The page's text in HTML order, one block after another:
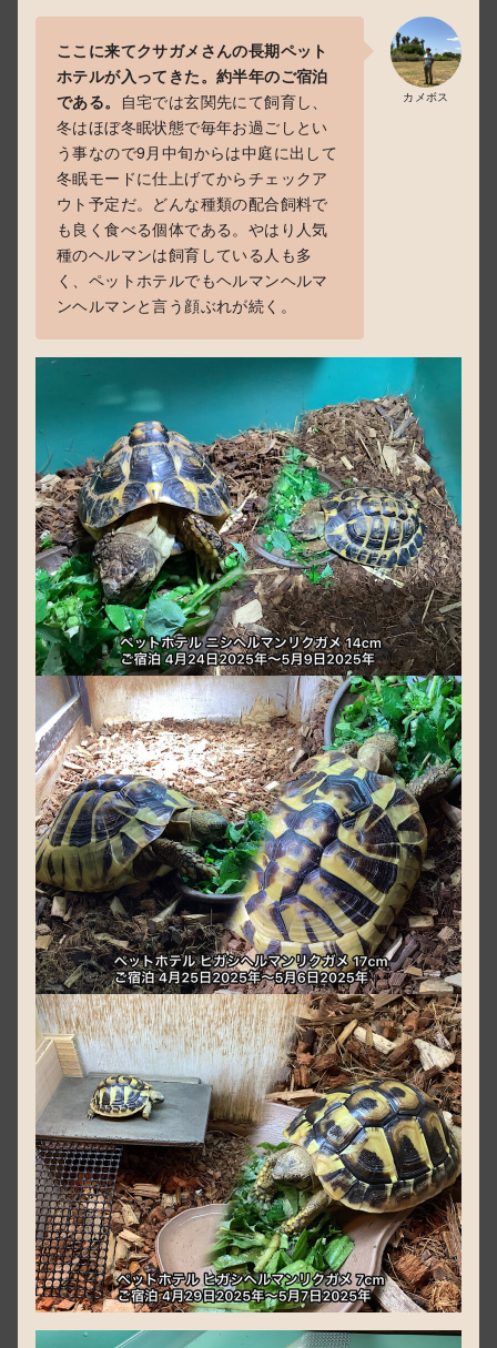
カメボス
ここに来てクサガメさんの長期ペット
ホテルが入ってきた。約半年のご宿泊
である。 自宅では玄関先にて飼育し、
冬はほぼ冬眠状態で毎年お過ごしとい
う事なので9月中旬からは中庭に出して
冬眠モードに仕上げてからチェックア
ウト予定だ。どんな種類の配合飼料で
も良く食べる個体である。やはり人気
種のヘルマンは飼育している人も多
く、ペットホテルでもヘルマンヘルマ
ンヘルマンと言う顔ぶれが続く。